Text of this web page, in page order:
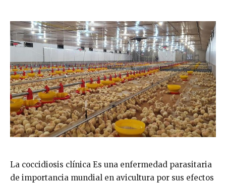
La coccidiosis clínica Es una enfermedad parasitaria
de importancia mundial en avicultura por sus efectos